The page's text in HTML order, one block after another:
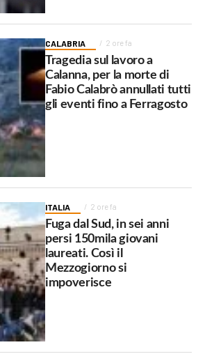
CALABRIA 2 ore fa
Tragedia sul lavoro a
Calanna, per la morte di
Fabio Calabrò annullati tutti
gli eventi fino a Ferragosto
ITALIA 2 ore fa
Fuga dal Sud, in sei anni
persi 150mila giovani
laureati. Così il
Mezzogiorno si
impoverisce